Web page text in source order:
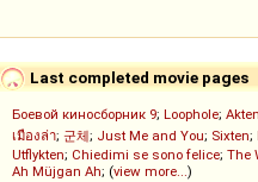
Last completed movie pages
Боевой киносборник 9; Loophole;
เมืองล่า; 군체; Just Me and You; Sixten;
Utflykten; Chiedimi se sono felice; The
Ah Müjgan Ah; (view more...)